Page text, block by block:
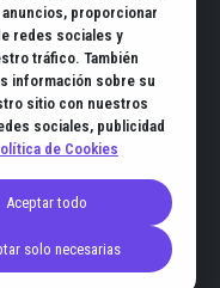
2026
proporcionar
redes sociales y
tráfico. También
información sobre su
sitio con nuestros
sociales, publicidad
de Cookies
Aceptar todo
solo necesarias